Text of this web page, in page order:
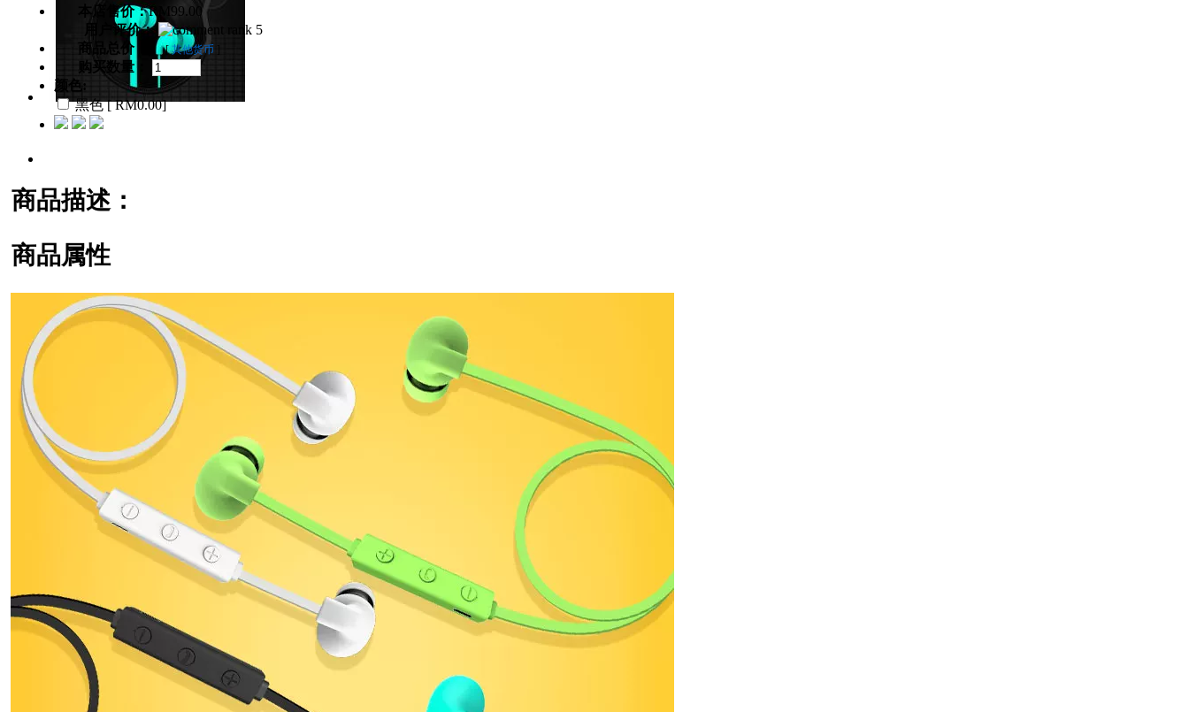
本店售价：RM99.00
用户评价：
商品总价：
[其他货币
购买数量：
颜色:
黑色 [ RM0.00]
商品描述：
商品属性